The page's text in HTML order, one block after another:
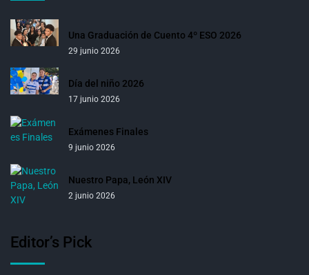
Una Graduación de Cuento 4º ESO 2026
29 junio 2026
Día del niño 2026
17 junio 2026
Exámenes Finales
9 junio 2026
Nuestro Papa, León XIV
2 junio 2026
Editor’s Pick